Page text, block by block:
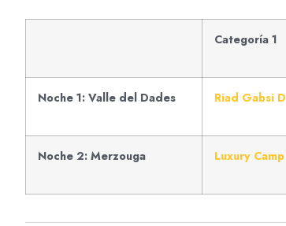
Categoría 1
Noche 1: Valle del Dades Riad Gabsi
Noche 2: Merzouga Luxury